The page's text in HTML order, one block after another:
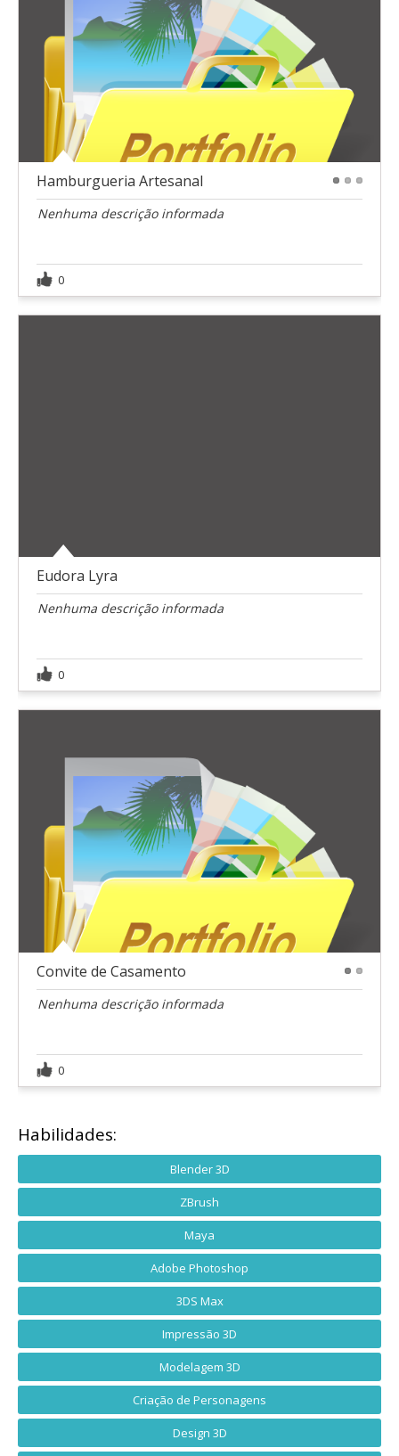
Hamburgueria Artesanal
Nenhuma descrição informada
0
Eudora Lyra
Nenhuma descrição informada
0
Convite de Casamento
Nenhuma descrição informada
0
Habilidades:
Blender 3D
ZBrush
Maya
Adobe Photoshop
3DS Max
Impressão 3D
Modelagem 3D
Criação de Personagens
Design 3D